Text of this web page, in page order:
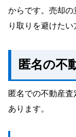
からです。売却
り取りを避けたい
匿名の不
匿名での不動産
あります。